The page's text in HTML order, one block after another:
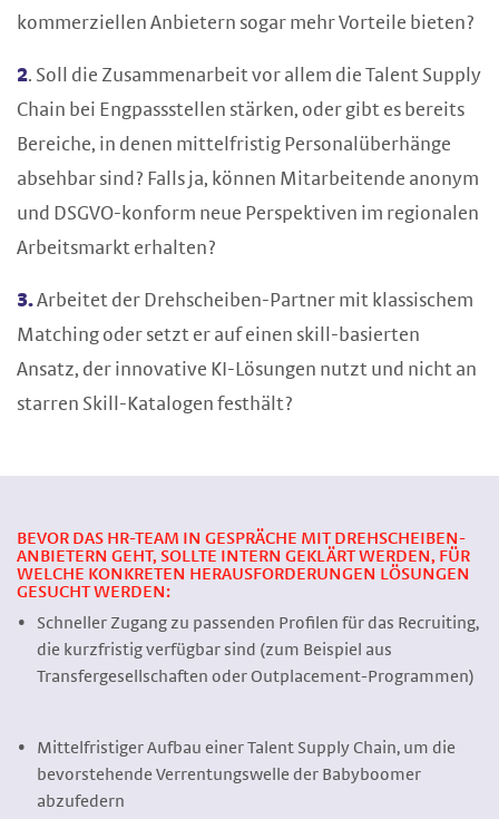
kommerziellen Anbietern sogar mehr Vorteile bieten?
2. Soll die Zusammenarbeit vor allem die Talent Supply
Chain bei Engpassstellen stärken, oder gibt es bereits
Bereiche, in denen mittelfristig Personalüberhänge
absehbar sind? Falls ja, können Mitarbeitende anonym
und DSGVO-konform neue Perspektiven im regionalen
Arbeitsmarkt erhalten?
3.Arbeitet der Drehscheiben-Partner mit klassischem
Matching oder setzt er auf einen skill-basierten
Ansatz, der innovative KI-Lösungen nutzt und nicht an
starren Skill-Katalogen festhält?
BEVOR DAS HR-TEAM IN GESPRÄCHE MIT DREHSCHEIBEN-
ANBIETERN GEHT, SOLLTE INTERN GEKLÄRT WERDEN, FÜR
WELCHE KONKRETEN HERAUSFORDERUNGEN LÖSUNGEN
GESUCHT WERDEN:
Schneller Zugang zu passenden Profilen für das Recruiting,
die kurzfristig verfügbar sind (zum Beispiel aus
Transfergesellschaften oder Outplacement-Programmen)
Mittelfristiger Aufbau einer Talent Supply Chain, um die
bevorstehende Verrentungswelle der Babyboomer
abzufedern